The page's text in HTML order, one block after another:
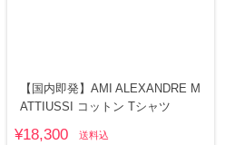
【国内即発】AMI ALEXANDRE M
ATTIUSSI コットン Tシャツ
¥18,300 送料込